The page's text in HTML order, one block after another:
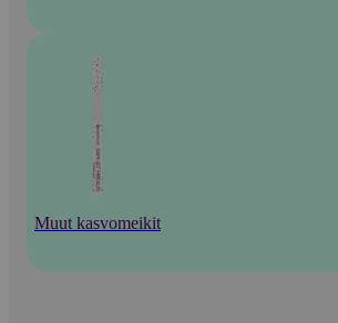
Muut kasvomeikit